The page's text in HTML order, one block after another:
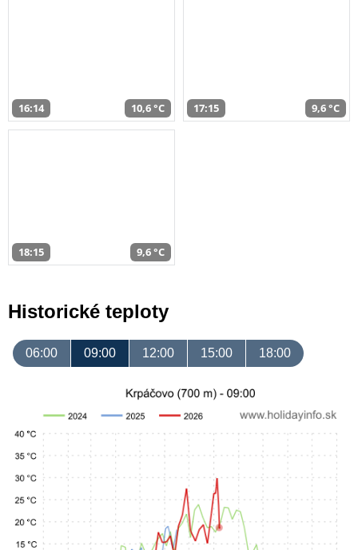
16:14 10,6 °C 17:15 9,6 °C
18:15 9,6 °C
Historické teploty
06:00 09:00 12:00 15:00 18:00